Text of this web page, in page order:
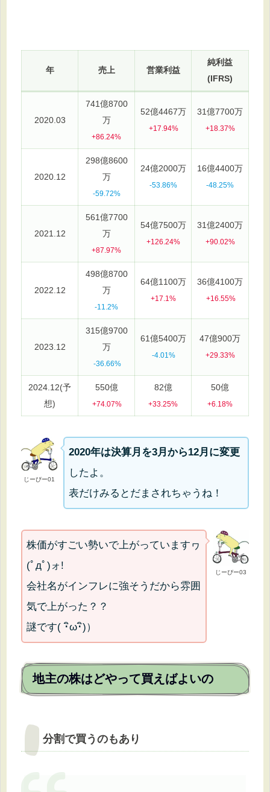
年 売上 営業利益
純利益
(IFRS)
2020.03
741億8700
万
+86.24%
52億4467万
+17.94%
31億7700万
+18.37%
2020.12
298億8600
万
-59.72%
24億2000万
-53.86%
16億4400万
-48.25%
2021.12
561億7700
万
+87.97%
54億7500万
+126.24%
31億2400万
+90.02%
2022.12
498億8700
万
-11.2%
64億1100万
+17.1%
36億4100万
+16.55%
2023.12
315億9700
万
-36.66%
61億5400万
-4.01%
47億900万
+29.33%
2024.12(予
想)
550億
+74.07%
82億
+33.25%
50億
+6.18%
じーぴー01
2020年は決算月を3月から12月に変更
したよ。
表だけみるとだまされちゃうね！
じーぴー03
株価がすごい勢いで上がっていますヮ
(ﾟдﾟ)ォ!
会社名がインフレに強そうだから雰囲
気で上がった？？
謎です( ･ิω･ิ)）
地主の株はどやって買えばよいの
分割で買うのもあり